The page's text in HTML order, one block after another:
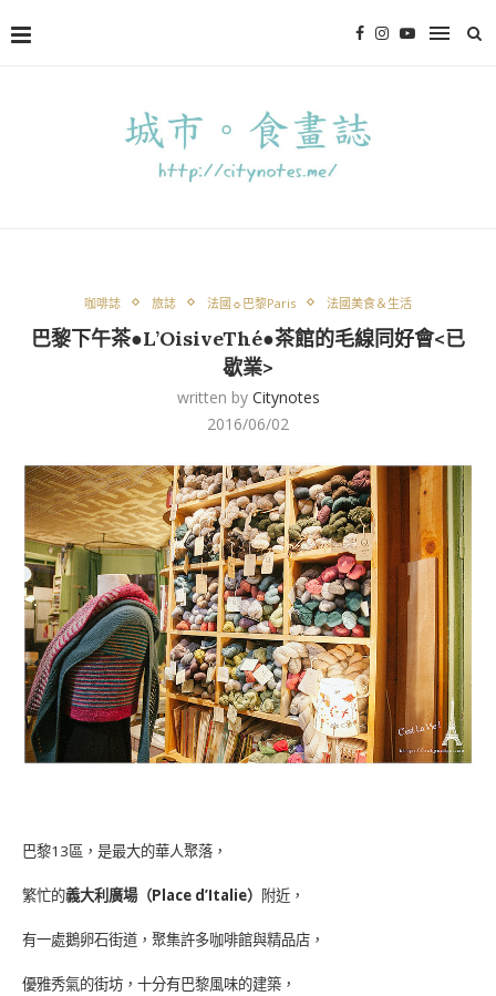
咖啡誌 旅誌 法國☼巴黎Paris 法國美食＆生活
巴黎下午茶●L’OisiveThé●茶館的毛線同好會<已
歇業>
written by Citynotes
2016/06/02
巴黎13區，是最大的華人聚落，
繁忙的義大利廣場（Place d’Italie） 附近，
有一處鵝卵石街道，聚集許多咖啡館與精品店，
優雅秀氣的街坊，十分有巴黎風味的建築，